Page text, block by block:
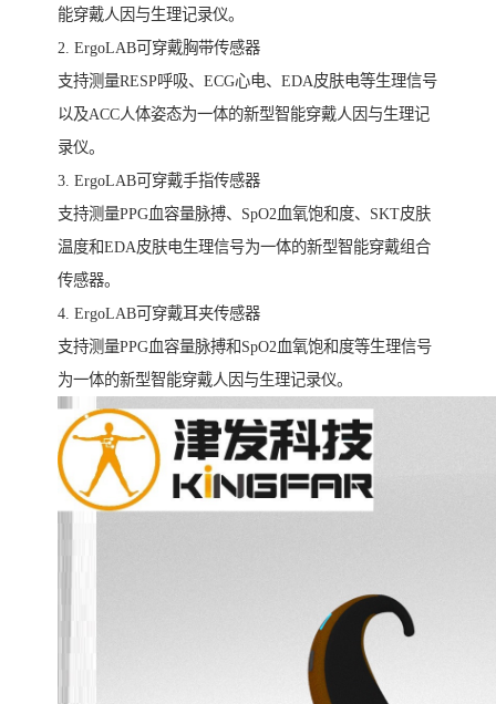
能穿戴人因与生理记录仪。
2. ErgoLAB可穿戴胸带传感器
支持测量RESP呼吸、ECG心电、EDA皮肤电等生理信号
以及ACC人体姿态为一体的新型智能穿戴人因与生理记
录仪。
3. ErgoLAB可穿戴手指传感器
支持测量PPG血容量脉搏、SpO2血氧饱和度、SKT皮肤
温度和EDA皮肤电生理信号为一体的新型智能穿戴组合
传感器。
4. ErgoLAB可穿戴耳夹传感器
支持测量PPG血容量脉搏和SpO2血氧饱和度等生理信号
为一体的新型智能穿戴人因与生理记录仪。